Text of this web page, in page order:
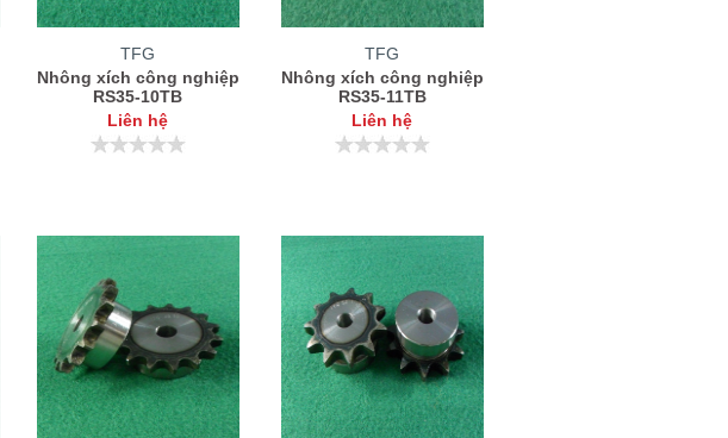
TFG
Nhông xích công nghiệp
RS35-10TB
Liên hệ
TFG
Nhông xích công nghiệp
RS35-11TB
Liên hệ